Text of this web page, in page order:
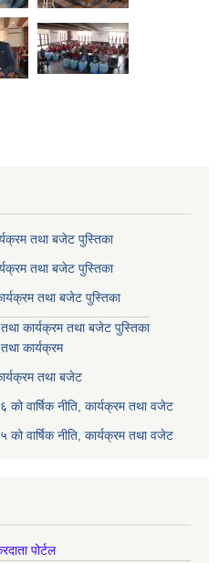
तथा बजेट पुस्तिका
तथा बजेट पुस्तिका
तथा बजेट पुस्तिका
कार्यक्रम तथा बजेट पुस्तिका
कार्यक्रम
तथा बजेट
वार्षिक नीति, कार्यक्रम तथा वजेट
वार्षिक नीति, कार्यक्रम तथा वजेट
पोर्टल